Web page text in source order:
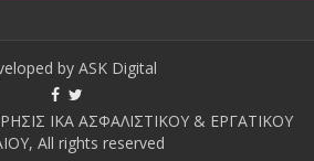
by ASK Digital
ΙΚΑ ΑΣΦΑΛΙΣΤΙΚΟΥ & ΕΡΓΑΤΙΚΟΥ
All rights reserved